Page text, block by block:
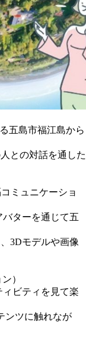
五島市福江島から
との対話を通した
ミュニケーショ
バターを通じて五
3Dモデルや画像
）
ィビティを見て楽
ンツに触れなが